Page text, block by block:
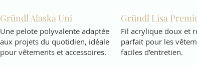
Gründl Alaska Uni
Une pelote polyvalente adaptée
aux projets du quotidien, idéale
pour vêtements et accessoires.
Gründl Lisa
Fil acrylique doux et
parfait pour les
faciles d’entretien.